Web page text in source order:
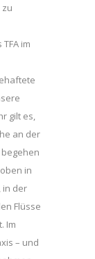
im
gilt es,
an der
begehen
in
in der
Flüsse
Im
– und